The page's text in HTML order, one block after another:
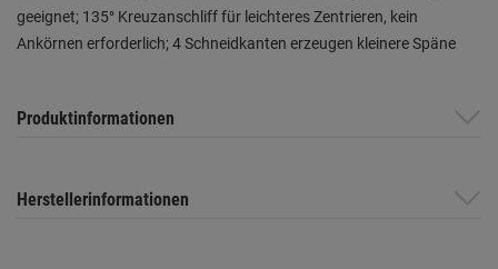
geeignet; 135° Kreuzanschliff für leichteres Zentrieren, kein
Ankörnen erforderlich; 4 Schneidkanten erzeugen kleinere Späne
Produktinformationen
Herstellerinformationen